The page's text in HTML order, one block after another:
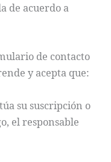
de acuerdo a
de contacto
y acepta que:
su suscripción o
el responsable